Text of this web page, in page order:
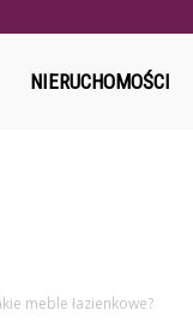
NIERUCHOMOŚCI
meble łazienkowe?